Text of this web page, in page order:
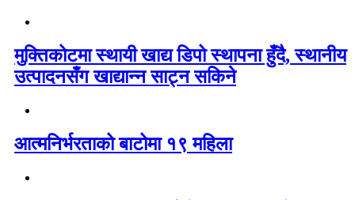
मुक्तिकोटमा स्थायी खाद्य डिपो स्थापना हुँदै, स्थानीय
उत्पादनसँग खाद्यान्न साट्न सकिने
आत्मनिर्भरताको बाटोमा १९ महिला